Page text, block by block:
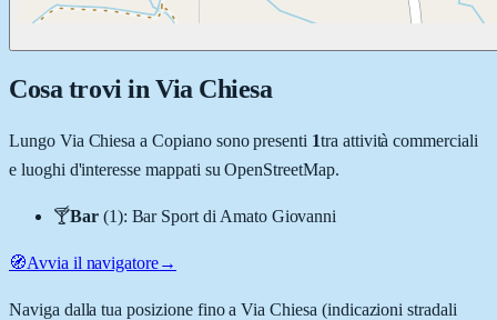
Cosa trovi in Via Chiesa
Lungo Via Chiesa aCopianosono presenti 1tra attività commerciali
e luoghi d'interesse mappati su OpenStreetMap.
🍸Bar (1): Bar Sport di Amato Giovanni
🧭Avvia il navigatore→
Naviga dalla tua posizione fino aVia Chiesa (indicazioni stradali